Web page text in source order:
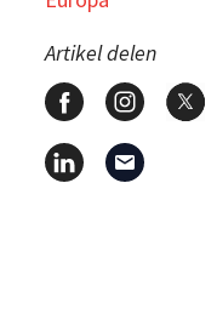
Artikel delen